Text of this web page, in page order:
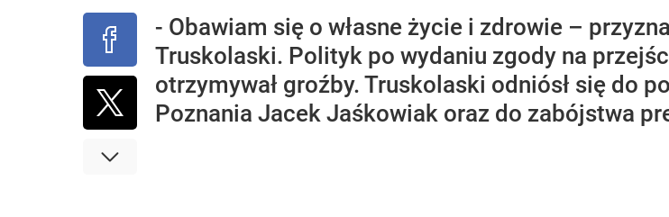
- Obawiam się o własne życie i zdrowie –
Truskolaski. Polityk po wydaniu zgody na
otrzymywał groźby. Truskolaski odniósł się do
Poznania Jacek Jaśkowiak oraz do zabójstwa